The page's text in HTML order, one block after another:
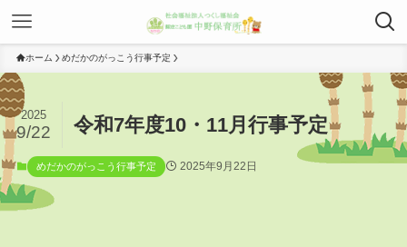
ホーム めだかのがっこう行事予定
令和7年度10・11月行事予定
2025
9/22
めだかのがっこう行事予定 2025年9月22日